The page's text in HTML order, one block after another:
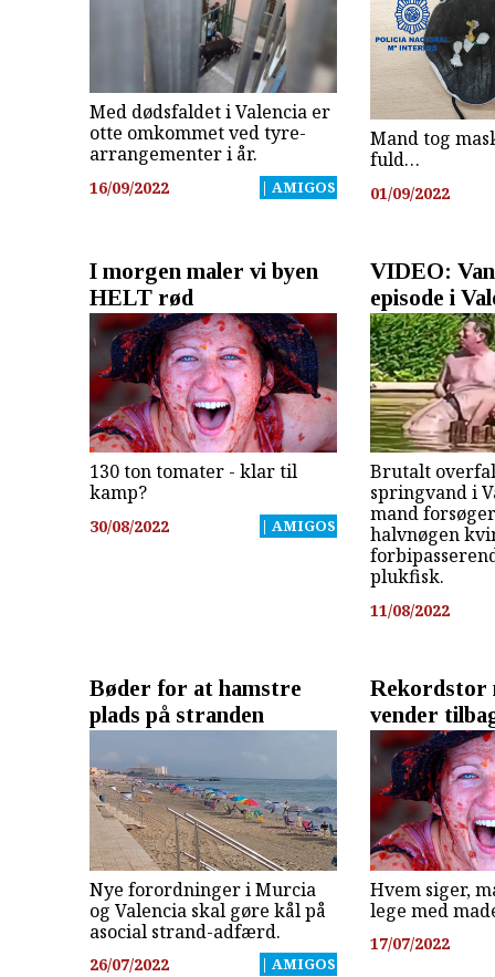
Med dødsfaldet i Valencia er
otte omkommet ved tyre-
arrangementer i år.
16/09/2022 | AMIGOS
Mand tog
fuld…
01/09/2022
I morgen maler vi byen
HELT rød
130 ton tomater - klar til
kamp?
30/08/2022 | AMIGOS
VIDEO:
episode i
Brutalt
springvand i
mand
halvnøgen
plukfisk.
11/08/2022
Bøder for at hamstre
plads på stranden
Nye forordninger i Murcia
og Valencia skal gøre kål på
asocial strand-adfærd.
26/07/2022 | AMIGOS
Rekordstor
vender
Hvem siger,
lege med
17/07/2022